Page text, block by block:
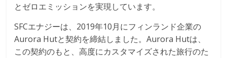
とゼロエミッションを実現しています。
SFCエナジーは、2019年10月にフィンランド企業の
Aurora Hutと契約を締結しました。Aurora Hutは、
この契約のもと、高度にカスタマイズされた旅行のた